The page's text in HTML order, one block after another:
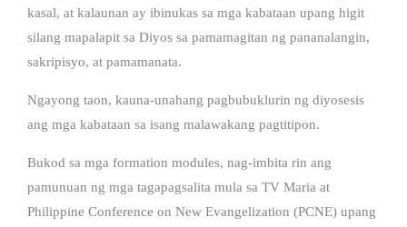
kasal, at kalaunan ay ibinukas sa mga kabataan upang higit
silang mapalapit sa Diyos sa pamamagitan ng pananalangin,
sakripisyo, at pamamanata.
Ngayong taon, kauna-unahang pagbubuklurin ng diyosesis
ang mga kabataan sa isang malawakang pagtitipon.
Bukod sa mga formation modules, nag-imbita rin ang
pamunuan ng mga tagapagsalita mula sa TV Maria at
Philippine Conference on New Evangelization (PCNE) upang